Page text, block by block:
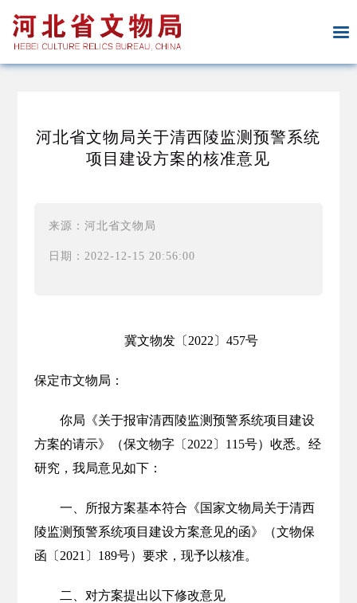
河北省文物局关于清西陵监测预警系统
项目建设方案的核准意见
来源：河北省文物局
日期：2022-12-15 20:56:00
冀文物发〔2022〕457号
保定市文物局：
你局《关于报审清西陵监测预警系统项目建设
方案的请示》（保文物字〔2022〕115号）收悉。经
研究，我局意见如下：
一、所报方案基本符合《国家文物局关于清西
陵监测预警系统项目建设方案意见的函》（文物保
函〔2021〕189号）要求，现予以核准。
二、对方案提出以下修改意见